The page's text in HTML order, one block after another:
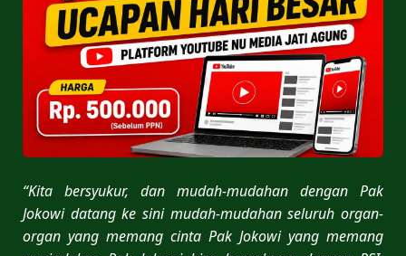
“Kita bersyukur, dan mudah-mudahan dengan Pak
Jokowi datang ke sini mudah-mudahan seluruh organ-
organ yang memang cinta Pak Jokowi yang memang